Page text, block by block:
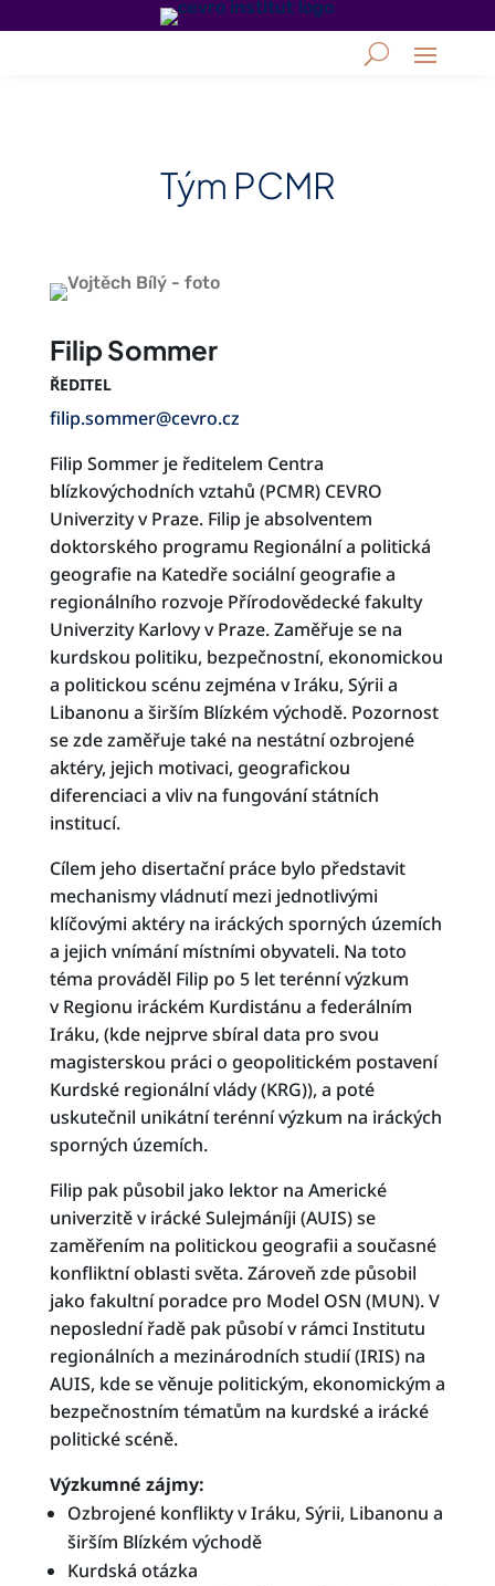
Tým PCMR
Filip Sommer
ŘEDITEL
filip.sommer@cevro.cz
Filip Sommer je ředitelem Centra
blízkovýchodních vztahů (PCMR) CEVRO
Univerzity v Praze. Filip je absolventem
doktorského programu Regionální a politická
geografie na Katedře sociální geografie a
regionálního rozvoje Přírodovědecké fakulty
Univerzity Karlovy v Praze. Zaměřuje se na
kurdskou politiku, bezpečnostní, ekonomickou
a politickou scénu zejména v Iráku, Sýrii a
Libanonu a širším Blízkém východě. Pozornost
se zde zaměřuje také na nestátní ozbrojené
aktéry, jejich motivaci, geografickou
diferenciaci a vliv na fungování státních
institucí.
Cílem jeho disertační práce bylo představit
mechanismy vládnutí mezi jednotlivými
klíčovými aktéry na iráckých sporných územích
a jejich vnímání místními obyvateli. Na toto
téma prováděl Filip po 5 let terénní výzkum
v Regionu iráckém Kurdistánu a federálním
Iráku, (kde nejprve sbíral data pro svou
magisterskou práci o geopolitickém postavení
Kurdské regionální vlády (KRG)), a poté
uskutečnil unikátní terénní výzkum na iráckých
sporných územích.
Filip pak působil jako lektor na Americké
univerzitě v irácké Sulejmáníji (AUIS) se
zaměřením na politickou geografii a současné
konfliktní oblasti světa. Zároveň zde působil
jako fakultní poradce pro Model OSN (MUN). V
neposlední řadě pak působí v rámci Institutu
regionálních a mezinárodních studií (IRIS) na
AUIS, kde se věnuje politickým, ekonomickým a
bezpečnostním tématům na kurdské a irácké
politické scéně.
Výzkumné zájmy:
Ozbrojené konflikty v Iráku, Sýrii, Libanonu a
širším Blízkém východě
Kurdská otázka